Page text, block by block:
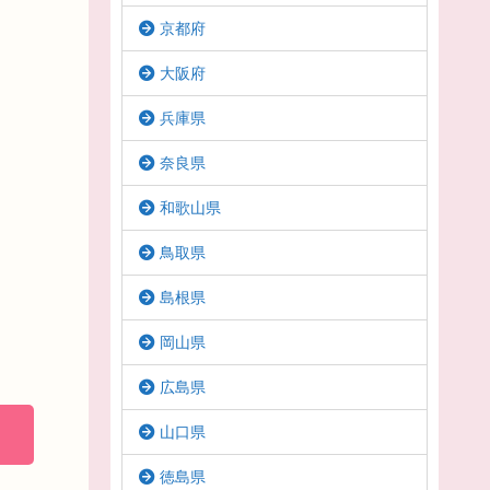
京都府
大阪府
兵庫県
奈良県
和歌山県
鳥取県
島根県
岡山県
広島県
山口県
徳島県